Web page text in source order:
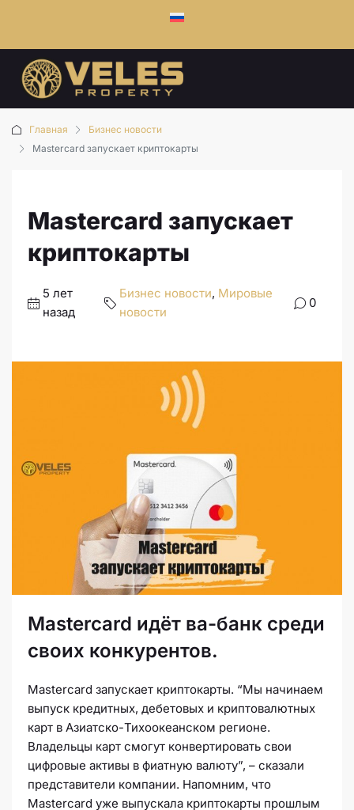
Главная
Бизнес новости
Mastercard запускает криптокарты
Mastercard запускает
криптокарты
5 лет
назад
Бизнес новости, Мировые
новости
0
Mastercard идёт ва-банк среди
своих конкурентов.
Mastercard запускает криптокарты. “Мы начинаем
выпуск кредитных, дебетовых и криптовалютных
карт в Азиатско-Тихоокеанском регионе.
Владельцы карт смогут конвертировать свои
цифровые активы в фиатную валюту”, – сказали
представители компании. Напомним, что
Mastercard уже выпускала криптокарты прошлым